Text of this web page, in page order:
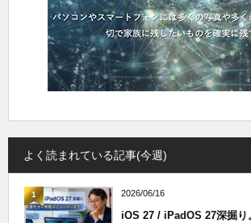
よく読まれている記事(今週)
1 2026/06/16
iOS 27 / iPadOS 27深掘り